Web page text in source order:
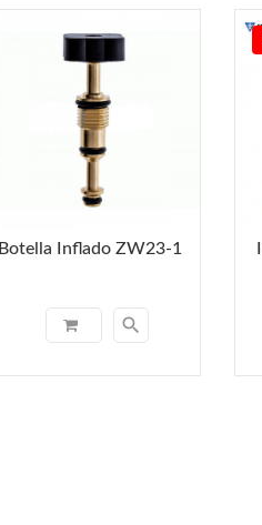
Botella Inflado ZW23-1
search